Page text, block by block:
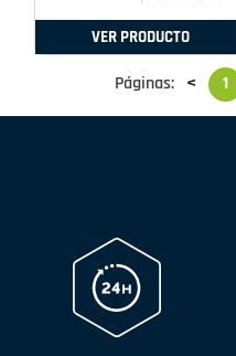
VER PRODUCTO
Páginas: < 1